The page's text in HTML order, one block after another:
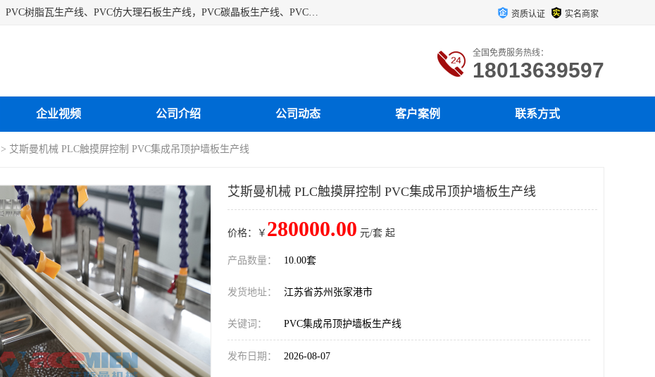
江苏艾斯曼机械有限公司专业生产各种合成树脂瓦设备、PVC树脂瓦生产线、PVC仿大理石板生产线，PVC碳晶板生产线、PVC护墙板生产线，PVC格栅板生产线、PVC扣板生产线、塑料建筑模板生产线。操作方便，性能稳定，价格合理，质量保障。 资质认证 实名商家
全国免费服务热线：
18013639597
企业视频 公司介绍 公司动态 客户案例 联系方式
> 艾斯曼机械 PLC触摸屏控制 PVC集成吊顶护墙板生产线
艾斯曼机械 PLC触摸屏控制 PVC集成吊顶护墙板生产线
价格：￥ 280000.00 元/套 起
产品数量： 10.00套
发货地址： 江苏省苏州张家港市
关键词： PVC集成吊顶护墙板生产线
发布日期： 2026-08-07